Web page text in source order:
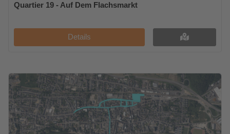
Quartier 19 - Auf Dem Flachsmarkt
Details